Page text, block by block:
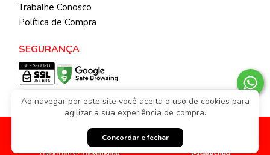
Ao navegar por este site você aceita o uso de cookies para
agilizar a sua experiência de compra.
Concordar e fechar
Trabalhe Conosco
Política de Compra
SEGURANÇA
pelaWeethub |Política de Privacidade